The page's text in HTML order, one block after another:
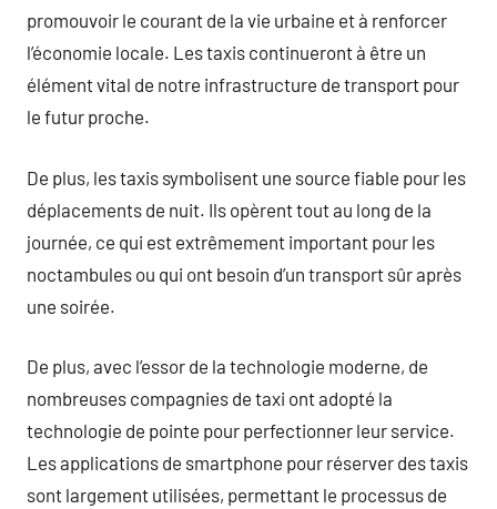
promouvoir le courant de la vie urbaine et à renforcer
l’économie locale. Les taxis continueront à être un
élément vital de notre infrastructure de transport pour
le futur proche.
De plus, les taxis symbolisent une source fiable pour les
déplacements de nuit. Ils opèrent tout au long de la
journée, ce qui est extrêmement important pour les
noctambules ou qui ont besoin d’un transport sûr après
une soirée.
De plus, avec l’essor de la technologie moderne, de
nombreuses compagnies de taxi ont adopté la
technologie de pointe pour perfectionner leur service.
Les applications de smartphone pour réserver des taxis
sont largement utilisées, permettant le processus de